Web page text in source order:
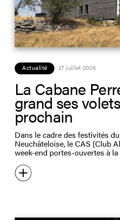
Actualité 27 juillet 2026
La Cabane
grand ses
prochain
Dans le cadre des festivités
Neuchâteloise, le CAS (Club
week-end portes-ouvertes à